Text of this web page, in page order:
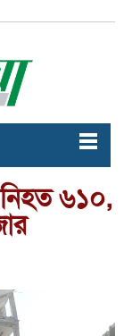
নিহত ৬১০,